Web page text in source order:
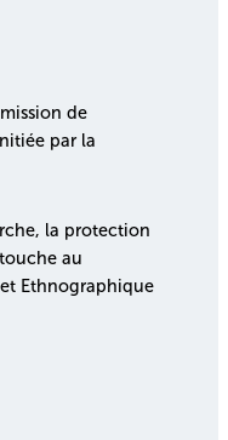
de
par la
la protection
au
Ethnographique